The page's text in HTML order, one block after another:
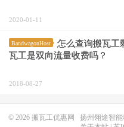
2020-01-11
BandwagonHost
怎么查询搬瓦工
瓦工是双向流量收费吗？
2018-08-27
© 2026 搬瓦工优惠网 扬州翎途智能